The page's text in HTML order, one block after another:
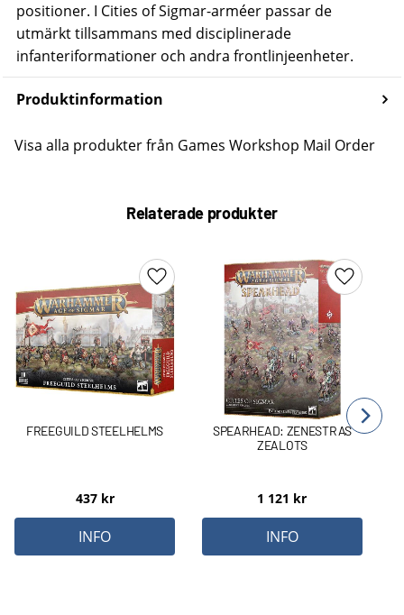
positioner. I Cities of Sigmar-arméer passar de
utmärkt tillsammans med disciplinerade
infanteriformationer och andra frontlinjeenheter.
Produktinformation
Visa alla produkter från Games Workshop Mail Order
Relaterade produkter
FREEGUILD STEELHELMS
437kr
Lägg till i favoriter
INFO
SPEARHEAD: ZENESTRAS
ZEALOTS
1 121 kr
Lägg till
INFO